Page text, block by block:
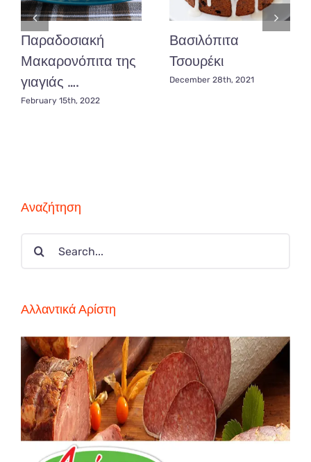
Παραδοσιακή
Μακαρονόπιτα της
γιαγιάς ….
February 15th, 2022
Βασιλόπιτα
Τσουρέκι
December 28th, 2021
Αναζήτηση
Search
Αλλαντικά Αρίστη